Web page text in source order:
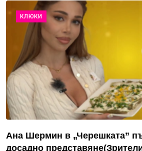
КЛЮКИ
Ана Шермин в „Черешката”
досадно